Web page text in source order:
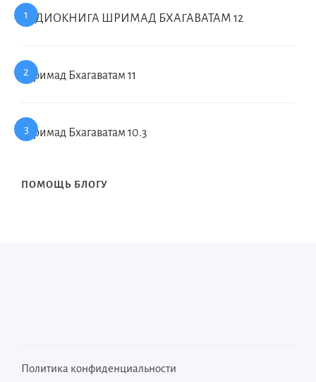
АУДИОКНИГА ШРИМАД БХАГАВАТАМ 12
Шримад Бхагаватам 11
Шримад Бхагаватам 10.3
ПОМОЩЬ БЛОГУ
Политика конфиденциальности